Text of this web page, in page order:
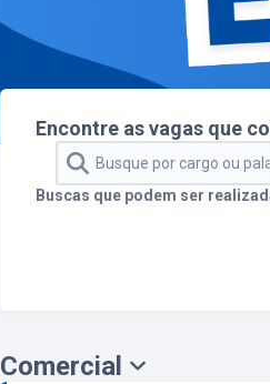
Encontre as vagas que
Buscas que podem ser
Comercial